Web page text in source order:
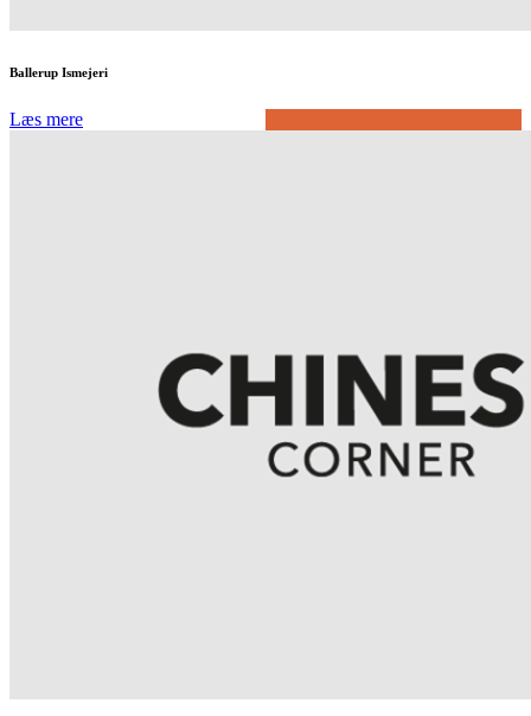
Ballerup Ismejeri
Læs mere